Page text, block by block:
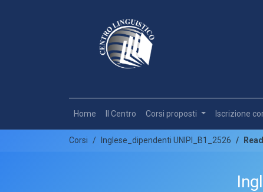
Home Il Centro Corsi proposti Iscrizione
Corsi Inglese_dipendenti UNIPI_B1_2526